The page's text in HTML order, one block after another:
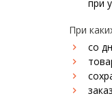
при
При
со